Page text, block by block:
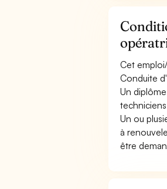
Cet
Conduite
Un
Un ou
à
être